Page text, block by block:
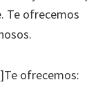
Te ofrecemos
ofrecemos: